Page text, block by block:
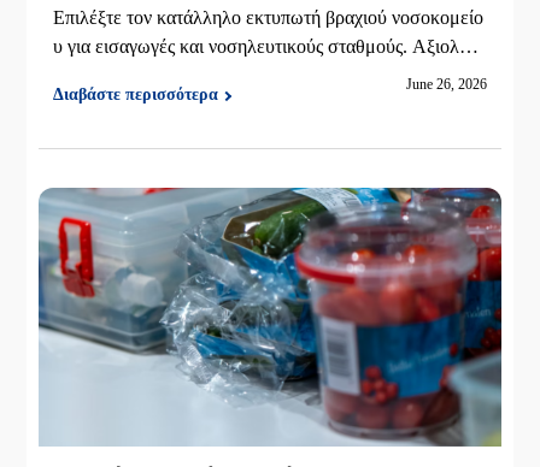
Αναθεώρηση iDPRT iE2X-H
Επιλέξτε τον κατάλληλο εκτυπωτή βραχιού νοσοκομείο
υ για εισαγωγές και νοσηλευτικούς σταθμούς. Αξιολογ
ήστε τους βασικούς παράγοντες αγοράς και αναθεωρήστ
ε το αντιβακτηριακό iDPRT iE2X-H.
Διαβάστε περισσότερα
June 26, 2026